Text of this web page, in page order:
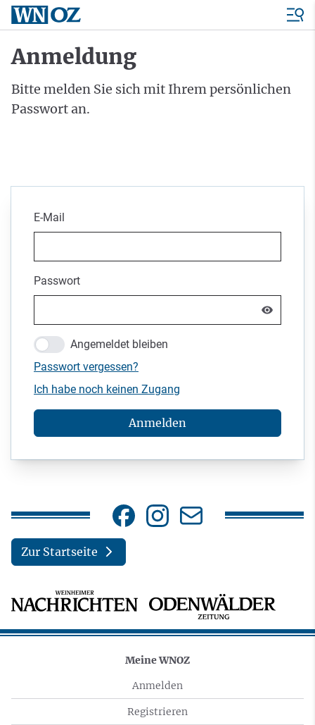
Anmeldung
Bitte melden Sie sich mit Ihrem persönlichen
Passwort an.
E-Mail
Passwort
Angemeldet bleiben
Passwort vergessen?
Ich habe noch keinen Zugang
Anmelden
Zur Startseite
Meine WNOZ
Anmelden
Registrieren